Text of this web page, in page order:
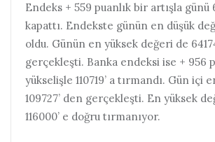
Endeks + 559 puanlık bir artışla günü
kapattı. Endekste günün en düşük
oldu. Günün en yüksek değeri de
gerçekleşti. Banka endeksi ise + 956
yükselişle 110719’ a tırmandı. Gün içi
109727’ den gerçekleşti. En yüksek
116000’ e doğru tırmanıyor.